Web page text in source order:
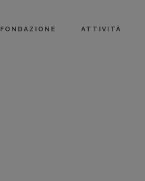
FONDAZIONE ATTIVITÀ